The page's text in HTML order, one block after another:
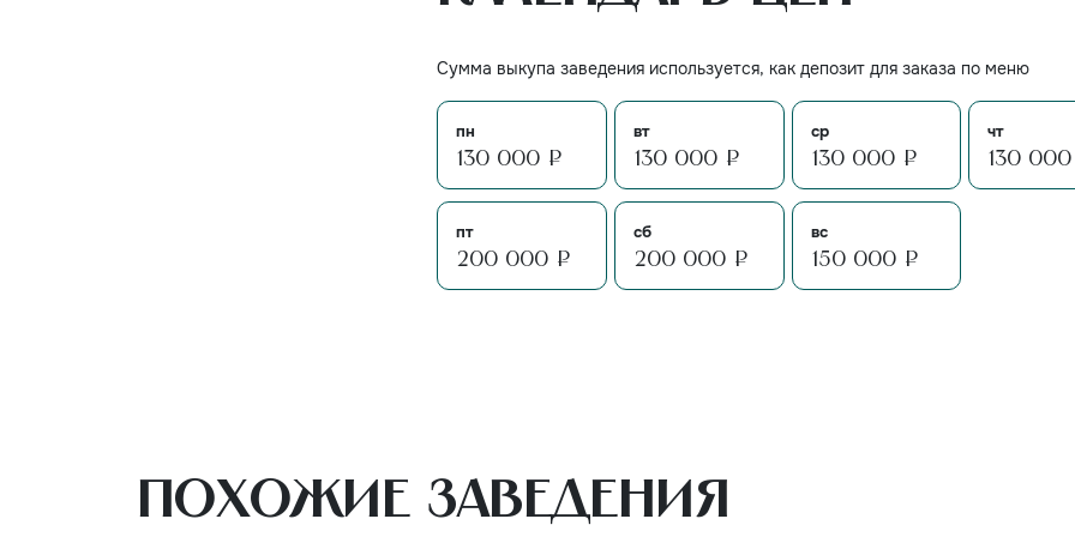
Сумма выкупа заведения используется, как депозит для заказа по меню
пн
130 000 ₽
вт
130 000 ₽
ср
130 000 ₽
чт
130
пт
200 000 ₽
сб
200 000 ₽
вс
150 000 ₽
Похожие заведения